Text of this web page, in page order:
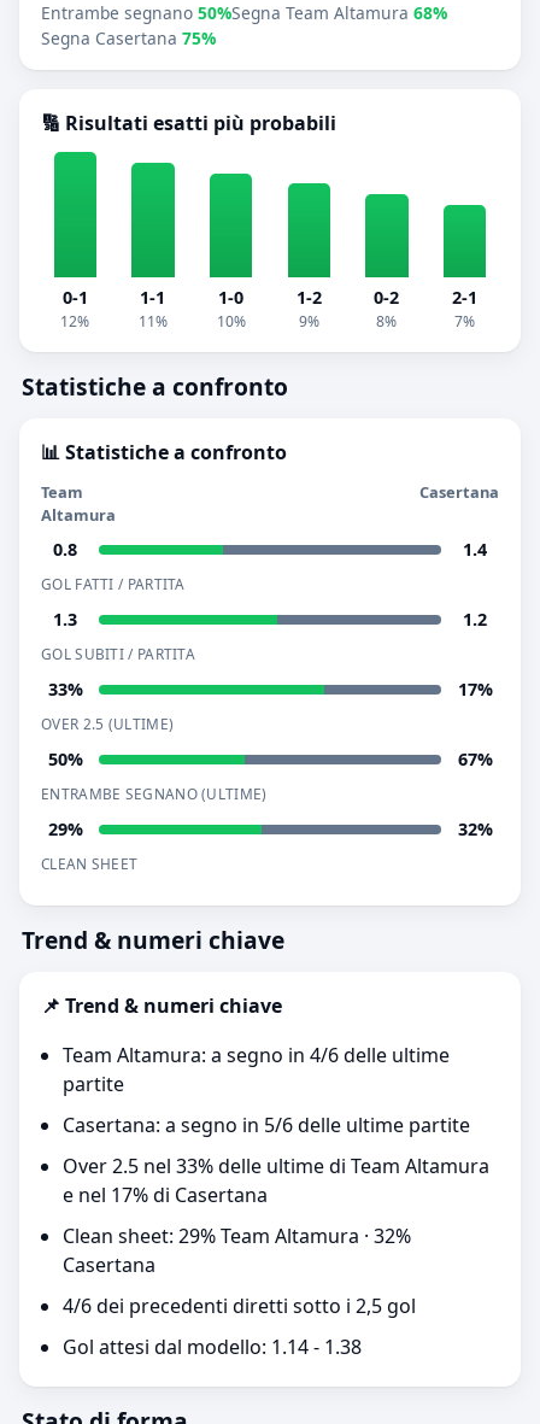
Entrambe segnano 50%Segna Team Altamura 68%
Segna Casertana 75%
🔢 Risultati esatti più probabili
0-1
12%
1-1
11%
1-0
10%
1-2
9%
0-2
8%
2-1
7%
Statistiche a confronto
📊 Statistiche a confronto
Team
Altamura
Casertana
0.8 1.4
GOL FATTI / PARTITA
1.3 1.2
GOL SUBITI / PARTITA
33% 17%
OVER 2.5 (ULTIME)
50% 67%
ENTRAMBE SEGNANO (ULTIME)
29% 32%
CLEAN SHEET
Trend & numeri chiave
📌 Trend & numeri chiave
Team Altamura: a segno in 4/6 delle ultime
partite
Casertana: a segno in 5/6 delle ultime partite
Over 2.5 nel 33% delle ultime di Team Altamura
e nel 17% di Casertana
Clean sheet: 29% Team Altamura · 32%
Casertana
4/6 dei precedenti diretti sotto i 2,5 gol
Gol attesi dal modello: 1.14 - 1.38